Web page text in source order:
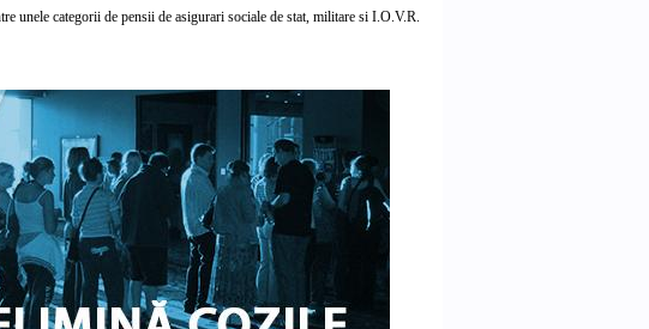
unele categorii de pensii de asigurari sociale de stat, militare si I.O.V.R.